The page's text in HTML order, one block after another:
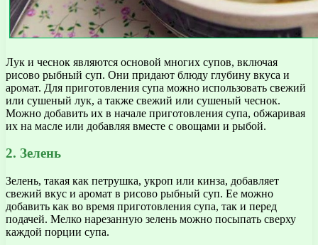
Лук и чеснок являются основой многих супов, включая
рисово рыбный суп. Они придают блюду глубину вкуса и
аромат. Для приготовления супа можно использовать свежий
или сушеный лук, а также свежий или сушеный чеснок.
Можно добавить их в начале приготовления супа, обжаривая
их на масле или добавляя вместе с овощами и рыбой.
2. Зелень
Зелень, такая как петрушка, укроп или кинза, добавляет
свежий вкус и аромат в рисово рыбный суп. Ее можно
добавить как во время приготовления супа, так и перед
подачей. Мелко нарезанную зелень можно посыпать сверху
каждой порции супа.